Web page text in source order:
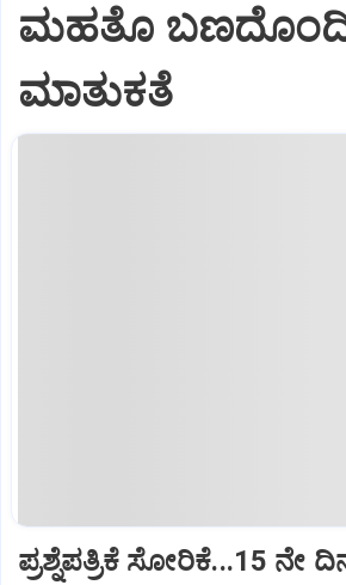
ಮಹತೊ
ಮಾತುಕತೆ
ಪ್ರಶ್ನೆಪತ್ರಿಕೆ ಸೋರಿಕೆ...15 ನೇ